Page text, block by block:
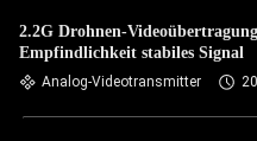
2.2G Drohnen-
Empfindlichkeit stabiles Signal
Analog-Videotransmitter